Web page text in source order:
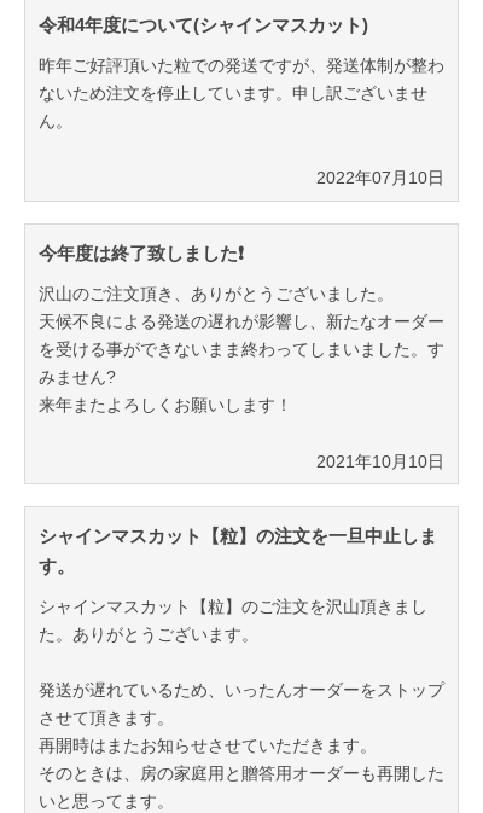
内容量:３６粒
金額:2,800円(送料別)
送料は関東近辺は、1,200円を目安にしてください。
2023年09月08日
令和4年度について(シャインマスカット)
昨年ご好評頂いた粒での発送ですが、発送体制が整わ
ないため注文を停止しています。申し訳ございませ
ん。
2022年07月10日
今年度は終了致しました❗️
沢山のご注文頂き、ありがとうございました。
天候不良による発送の遅れが影響し、新たなオーダー
を受ける事ができないまま終わってしまいました。す
みません?
来年またよろしくお願いします！
2021年10月10日
シャインマスカット【粒】の注文を一旦中止しま
す。
シャインマスカット【粒】のご注文を沢山頂きまし
た。ありがとうございます。
発送が遅れているため、いったんオーダーをストップ
させて頂きます。
再開時はまたお知らせさせていただきます。
そのときは、房の家庭用と贈答用オーダーも再開した
いと思ってます。